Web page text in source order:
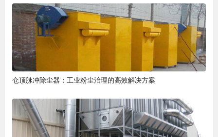
仓顶脉冲除尘器：工业粉尘治理的高效解决方案